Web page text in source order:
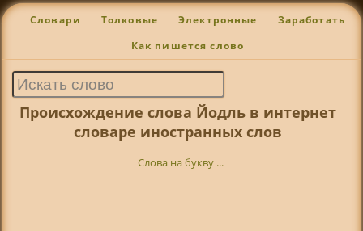
Словари Толковые Электронные Заработать
Как пишется слово
Происхождение слова Йодль в интернет
словаре иностранных слов
Слова на букву ...